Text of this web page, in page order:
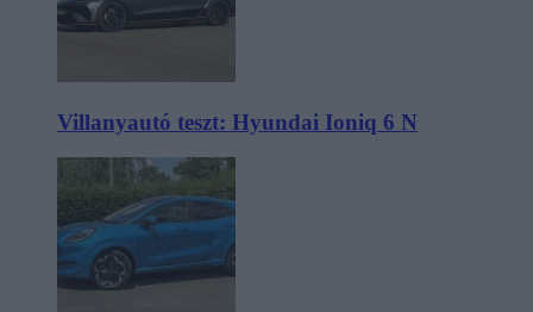
Villanyautó teszt: Hyundai Ioniq 6 N